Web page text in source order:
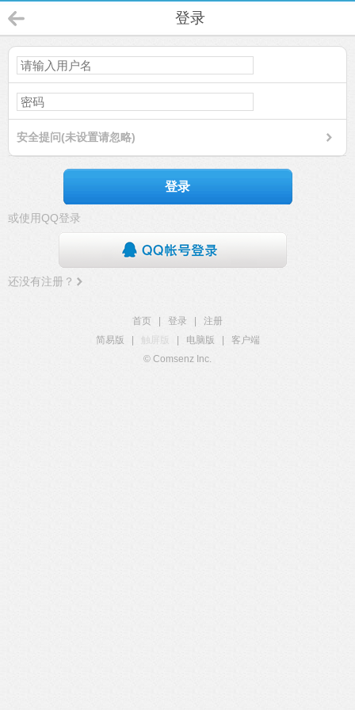
登录
安全提问(未设置请忽略)
登录
或使用QQ登录
还没有注册？
首页 登录
注册
简易版
触屏版 电脑版
客户端
© Comsenz Inc.